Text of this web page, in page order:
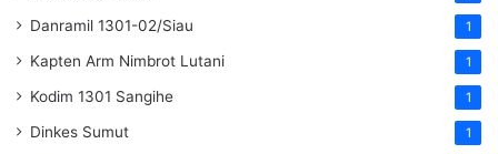
Danramil 1301-02/Siau 1
Kapten Arm Nimbrot Lutani 1
Kodim 1301 Sangihe 1
Dinkes Sumut 1